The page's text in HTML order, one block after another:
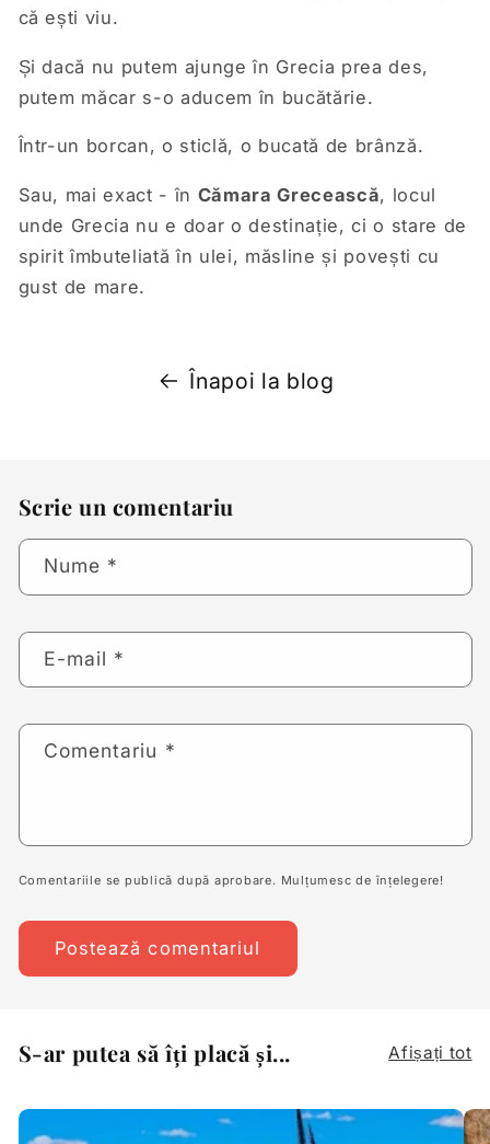
că ești viu.
Și dacă nu putem ajunge în Grecia prea des,
putem măcar s-o aducem în bucătărie.
Într-un borcan, o sticlă, o bucată de brânză.
Sau, mai exact - în Cămara Grecească, locul
unde Grecia nu e doar o destinație, ci o stare de
spirit îmbuteliată în ulei, măsline și povești cu
gust de mare.
Înapoi la blog
Scrie un comentariu
Nume *
E-mail *
Comentariu *
Comentariile se publică după aprobare. Mulțumesc de înțelegere!
S-ar putea să îți placă și... Afișați tot